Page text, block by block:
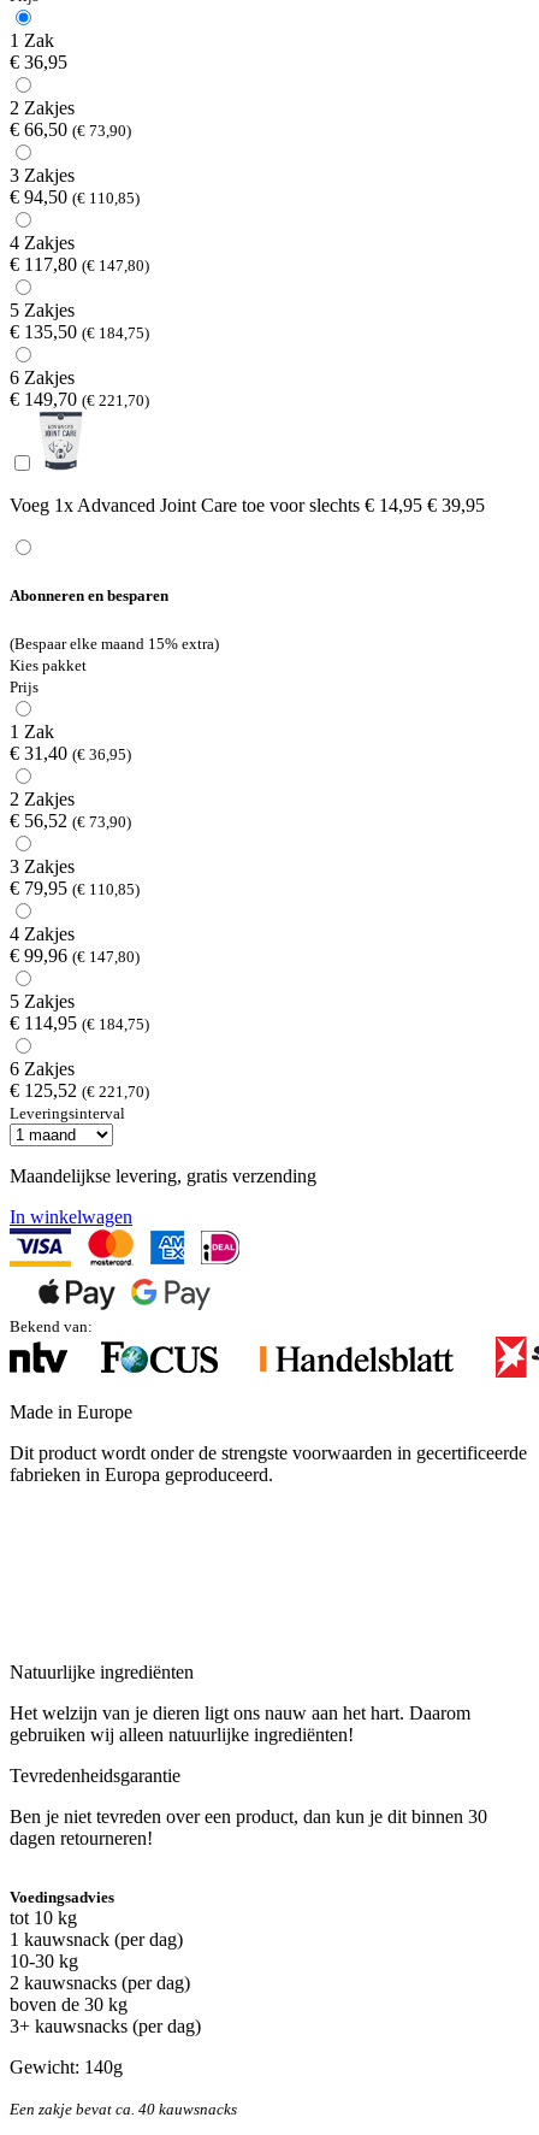
1 Zak
€ 36,95
2 Zakjes
€ 66,50 (€ 73,90)
3 Zakjes
€ 94,50 (€ 110,85)
4 Zakjes
€ 117,80 (€ 147,80)
5 Zakjes
€ 135,50 (€ 184,75)
6 Zakjes
€ 149,70 (€ 221,70)
Voeg 1x Advanced Joint Care toe voorslechts € 14,95 € 39,95
Abonneren en besparen
(Bespaar elke maand 15% extra)
Kies pakket
Prijs
1 Zak
€ 31,40 (€ 36,95)
2 Zakjes
€ 56,52 (€ 73,90)
3 Zakjes
€ 79,95 (€ 110,85)
4 Zakjes
€ 99,96 (€ 147,80)
5 Zakjes
€ 114,95 (€ 184,75)
6 Zakjes
€ 125,52 (€ 221,70)
Leveringsinterval
Maandelijkse levering, gratis verzending
In winkelwagen
Bekend van:
Made in Europe
Dit product wordt onder de strengste voorwaarden in gecertificeerde
fabrieken in Europa geproduceerd.
Natuurlijke ingrediënten
Het welzijn van je dieren ligt ons nauw aan het hart. Daarom
gebruiken wij alleen natuurlijke ingrediënten!
Tevredenheidsgarantie
Ben je niet tevreden over een product, dan kun je dit binnen 30
dagen retourneren!
Voedingsadvies
tot 10 kg
1 kauwsnack (per dag)
10-30 kg
2 kauwsnacks (per dag)
boven de 30 kg
3+ kauwsnacks (per dag)
Gewicht: 140g
Een zakje bevat ca. 40 kauwsnacks